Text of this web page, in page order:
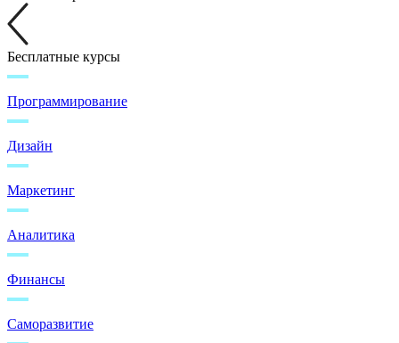
Бесплатные курсы
Программирование
Дизайн
Маркетинг
Аналитика
Финансы
Саморазвитие